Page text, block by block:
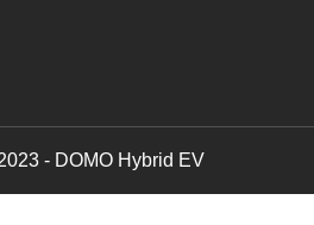
- DOMO Hybrid EV